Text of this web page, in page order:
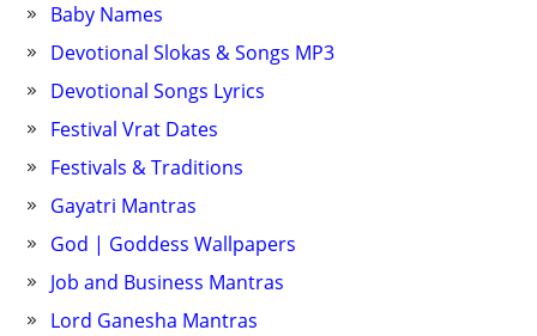
Baby Names
Devotional Slokas & Songs MP3
Devotional Songs Lyrics
Festival Vrat Dates
Festivals & Traditions
Gayatri Mantras
God | Goddess Wallpapers
Job and Business Mantras
Lord Ganesha Mantras